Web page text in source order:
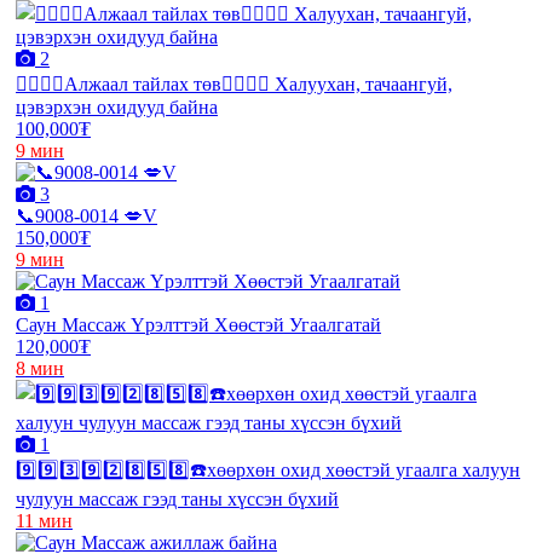
2
❤️‍🔥❤️‍🔥Алжаал тайлах төв❤️‍🔥❤️‍🔥 Халуухан, тачаангуй,
цэвэрхэн охидууд байна
100,000₮
9 мин
3
📞9008-0014 💋V
150,000₮
9 мин
1
Саун Массаж Үрэлттэй Хөөстэй Угаалгатай
120,000₮
8 мин
1
9️⃣9️⃣3️⃣9️⃣2️⃣8️⃣5️⃣8️⃣☎️хөөрхөн охид хөөстэй угаалга халуун
чулуун массаж гээд таны хүссэн бүхий
11 мин